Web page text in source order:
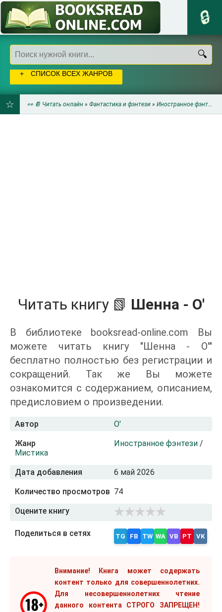
СПИСОК ВСЕХ ЖАНРОВ
👀 📔 Читать онлайн » Фантастика и фэнтези » Иностранное фэнтези
Читать книгу 📗 Шенна - О'
В библиотеке booksread-online.com Вы
можете читать книгу "Шенна - О'"
бесплатно полностью без регистрации и
сокращений. Так же Вы можете
ознакомится с содержанием, описанием,
предисловием о произведении.
Автор О'
Жанр Иностранное фэнтези /
Мистика
Дата добавления 6 май 2026
Количество просмотров 74
Оцените книгу
Поделиться в сетях TG FB TW WA VB PT VK
Внимание! Книга может содержать
контент только для совершеннолетних.
Для несовершеннолетних чтение
данного контента СТРОГО ЗАПРЕЩЕН!